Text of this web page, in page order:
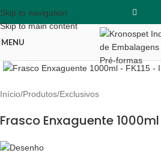
Skip to navigation
Skip to main content
MENU
Clique para ampliar
Início/Produtos/Exclusivos
Frasco Enxaguente 1000ml